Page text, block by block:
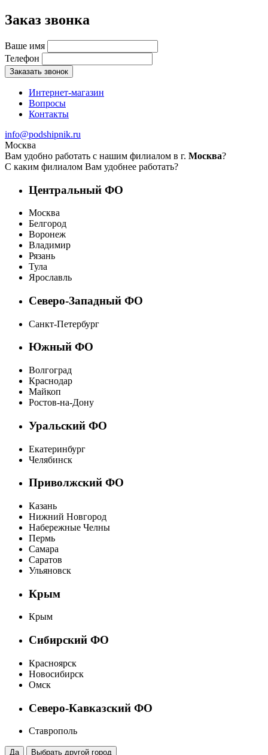
Заказ звонка
Ваше имя
Телефон
Заказать звонок
Интернет-магазин
Вопросы
Контакты
info@podshipnik.ru
Москва
Вам удобно работать с нашим филиалом в г. Москва?
С каким филиалом Вам удобнее работать?
Центральный ФО
Москва
Белгород
Воронеж
Владимир
Рязань
Тула
Ярославль
Северо-Западный ФО
Санкт-Петербург
Южный ФО
Волгоград
Краснодар
Майкоп
Ростов-на-Дону
Уральский ФО
Екатеринбург
Челябинск
Приволжский ФО
Казань
Нижний Новгород
Набережные Челны
Пермь
Самара
Саратов
Ульяновск
Крым
Крым
Сибирский ФО
Красноярск
Новосибирск
Омск
Северо-Кавказский ФО
Ставрополь